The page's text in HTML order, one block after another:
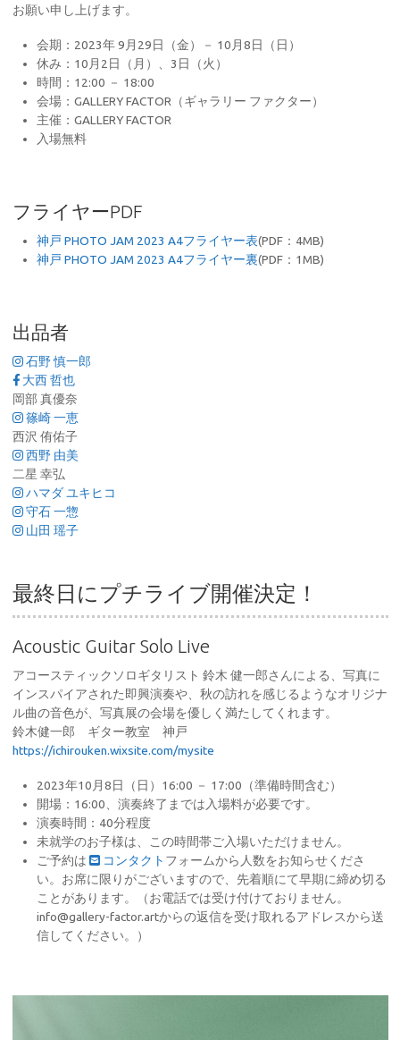
お願い申し上げます。
会期：2023年 9月29日（金）－ 10月8日（日）
休み：10月2日（月）、3日（火）
時間：12:00 － 18:00
会場：GALLERY FACTOR（ギャラリー ファクター）
主催：GALLERY FACTOR
入場無料
フライヤーPDF
神戸 PHOTO JAM 2023 A4フライヤー表(PDF：4MB)
神戸 PHOTO JAM 2023 A4フライヤー裏(PDF：1MB)
出品者
石野 慎一郎
大西 哲也
岡部 真優奈
篠崎 一恵
西沢 侑佑子
西野 由美
二星 幸弘
ハマダ ユキヒコ
守石 一惣
山田 瑶子
最終日にプチライブ開催決定！
Acoustic Guitar Solo Live
アコースティックソロギタリスト 鈴木 健一郎さんによる、写真に
インスパイアされた即興演奏や、秋の訪れを感じるようなオリジナ
ル曲の音色が、写真展の会場を優しく満たしてくれます。
鈴木健一郎 ギター教室 神戸
https://ichirouken.wixsite.com/mysite
2023年10月8日（日）16:00 － 17:00（準備時間含む）
開場：16:00、演奏終了までは入場料が必要です。
演奏時間：40分程度
未就学のお子様は、この時間帯ご入場いただけません。
ご予約は
コンタクト フォームから人数をお知らせくださ
い。お席に限りがございますので、先着順にて早期に締め切る
ことがあります。（お電話では受け付けておりません。
info@gallery-factor.artからの返信を受け取れるアドレスから送
信してください。）